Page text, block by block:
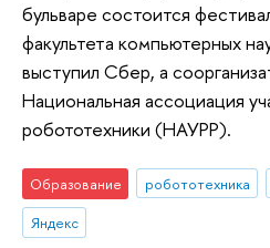
бульваре состоится
факультета компьютерных
выступил Сбер, а
Национальная ассоциация
робототехники (НАУРР).
Образование робототехника
Яндекс